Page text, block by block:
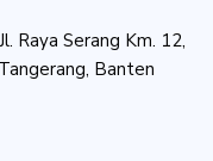
Raya Serang Km. 12,
Banten